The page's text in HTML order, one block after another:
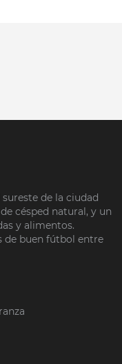
de la ciudad
césped natural, y un
y alimentos.
de buen fútbol entre